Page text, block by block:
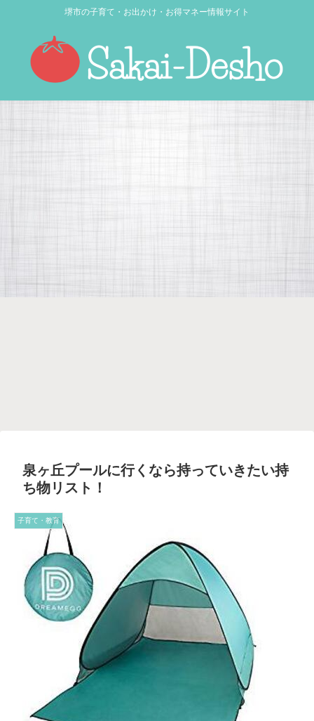
堺市の子育て・お出かけ・お得マネー情報サイト
泉ヶ丘プールに行くなら持っていきたい持
ち物リスト！
子育て・教育